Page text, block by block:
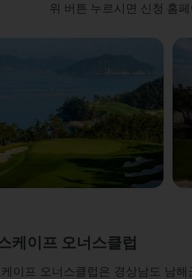
위 버튼 누르시면 신청 홈
케이프 오너스클럽
이프 오너스클럽은 경상남도 남